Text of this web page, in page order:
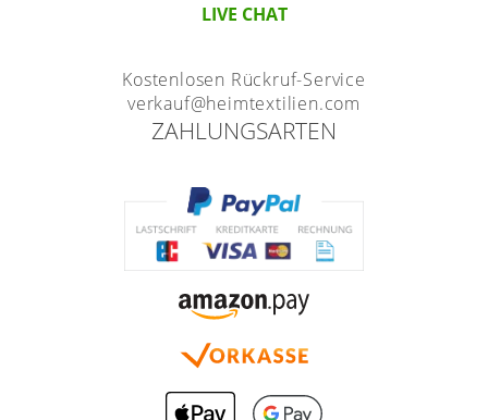
LIVE CHAT
Kostenlosen Rückruf-Service
verkauf@heimtextilien.com
ZAHLUNGSARTEN